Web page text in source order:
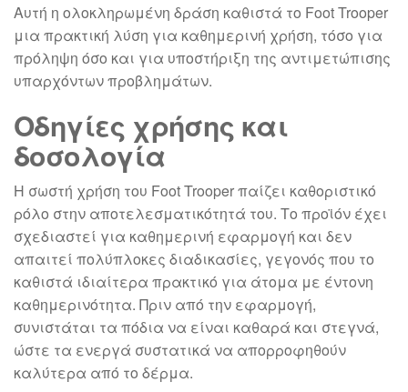
Αυτή η ολοκληρωμένη δράση καθιστά το Foot Trooper
μια πρακτική λύση για καθημερινή χρήση, τόσο για
πρόληψη όσο και για υποστήριξη της αντιμετώπισης
υπαρχόντων προβλημάτων.
Οδηγίες χρήσης και
δοσολογία
Η σωστή χρήση του Foot Trooper παίζει καθοριστικό
ρόλο στην αποτελεσματικότητά του. Το προϊόν έχει
σχεδιαστεί για καθημερινή εφαρμογή και δεν
απαιτεί πολύπλοκες διαδικασίες, γεγονός που το
καθιστά ιδιαίτερα πρακτικό για άτομα με έντονη
καθημερινότητα. Πριν από την εφαρμογή,
συνιστάται τα πόδια να είναι καθαρά και στεγνά,
ώστε τα ενεργά συστατικά να απορροφηθούν
καλύτερα από το δέρμα.